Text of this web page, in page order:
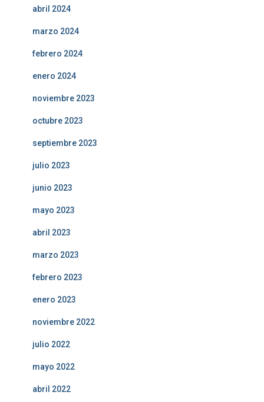
abril 2024
marzo 2024
febrero 2024
enero 2024
noviembre 2023
octubre 2023
septiembre 2023
julio 2023
junio 2023
mayo 2023
abril 2023
marzo 2023
febrero 2023
enero 2023
noviembre 2022
julio 2022
mayo 2022
abril 2022